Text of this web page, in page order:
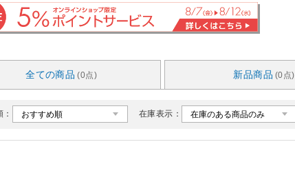
全ての商品 (0点) 新品商品 (0点)
在庫表示：